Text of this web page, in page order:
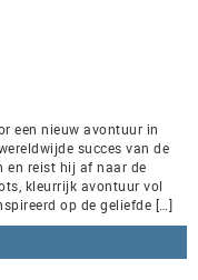
een nieuw avontuur in
succes van de
en reist hij af naar de
kleurrijk avontuur vol
op de geliefde […]